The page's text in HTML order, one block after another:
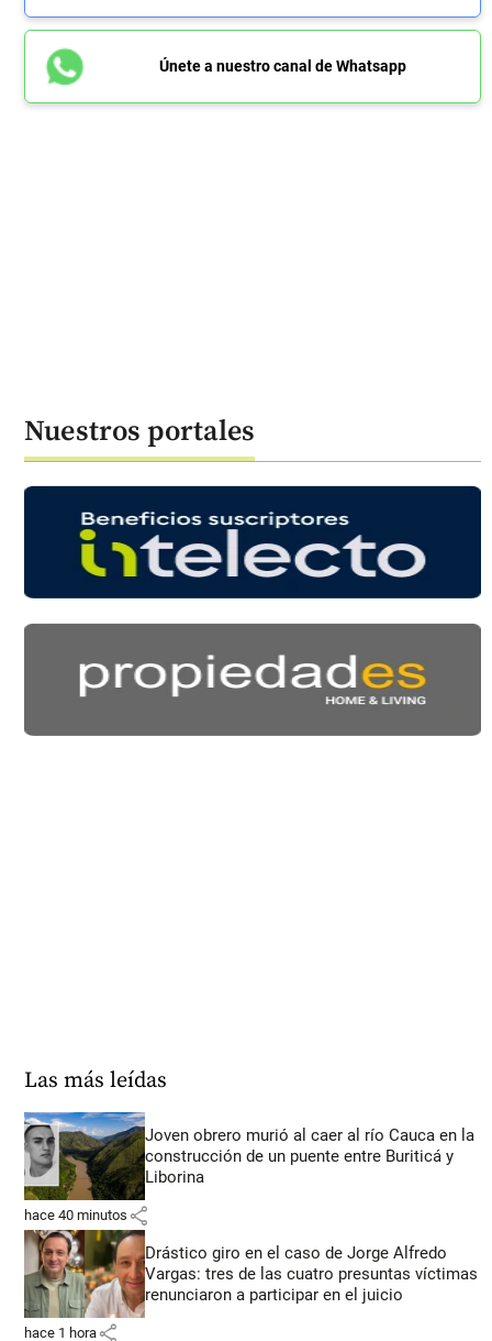
Únete a nuestro canal de Whatsapp
Nuestros portales
Las más leídas
Joven obrero murió al caer al río Cauca en la
construcción de un puente entre Buriticá y
Liborina
hace 40 minutos share
Drástico giro en el caso de Jorge Alfredo
Vargas: tres de las cuatro presuntas víctimas
renunciaron a participar en el juicio
hace 1 hora share